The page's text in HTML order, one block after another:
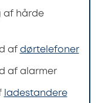
af hårde
af dørtelefoner
af alarmer
ladestandere